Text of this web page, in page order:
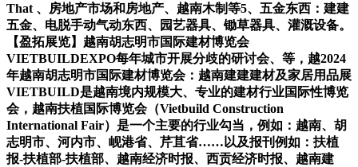
That 、房地产市场和房地产、越南木制等5、五金东西：建建
五金、电脱手动气动东西、园艺器具、锄草器具、灌溉设备。
【盈拓展览】越南胡志明市国际建材博览会
VIETBUILDEXPO每年城市开展分歧的研讨会、等，越2024
年越南胡志明市国际建材博览会：越南建建建材及家居用品展
VIETBUILD是越南境内规模大、专业的建材行业国际性博览
会，越南扶植国际博览会（Vietbuild Construction
International Fair）是一个主要的行业勾当，例如：越南、胡
志明市、河内市、岘港省、芹苴省……以及报刊例如：扶植
报-扶植部-扶植部、越南经济时报、西贡经济时报、越南建